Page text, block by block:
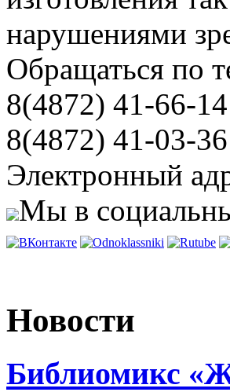
нарушениями
Обращаться по
8(4872) 41-66-14
8(4872) 41-03-36
Электронный
Мы в
Новости
Библиомикс